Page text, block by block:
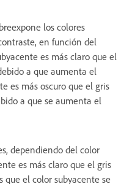
los colores
en función del
es más claro que el
a que aumenta el
es más oscuro que el gris
a que se aumenta el
dependiendo del color
es más claro que el gris
que el color subyacente se